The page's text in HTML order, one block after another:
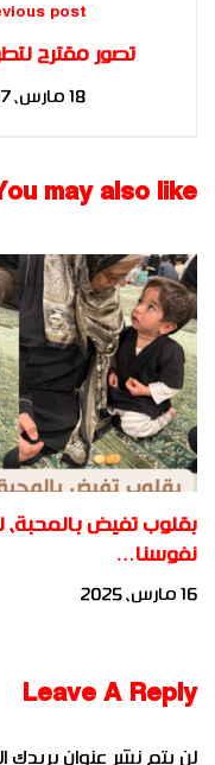
post
تصور مقترح
ابو بكر
18 مارس، 2017
may also like
بقلوب تفيض بالمحبة،
نفوسنا…
16 مارس، 2025
Leave A Reply
لن يتم نشر عنوان بريدك